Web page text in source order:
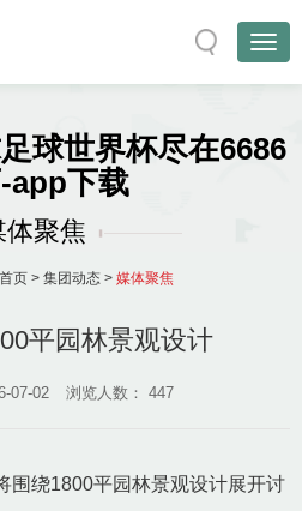
球世界杯尽在6686
app下载
体聚焦
首页> 集团动态> 媒体聚焦
平园林景观设计
07-02 浏览人数： 447
围绕1800平园林景观设计展开讨